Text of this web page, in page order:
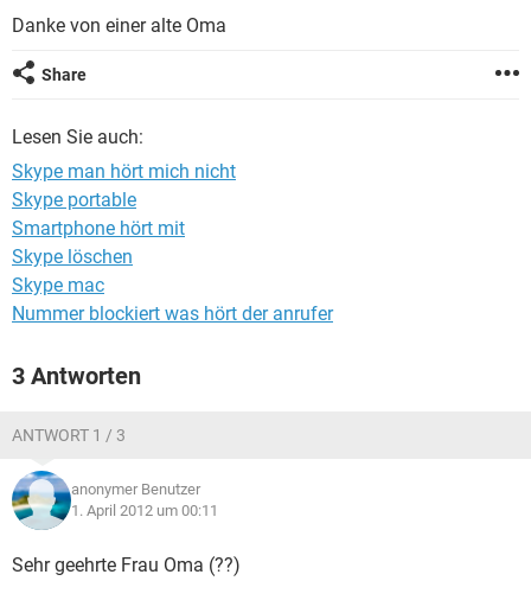
Danke von einer alte Oma
Share
Lesen Sie auch:
Skype man hört mich nicht
Skype portable
Smartphone hört mit
Skype löschen
Skype mac
Nummer blockiert was hört der anrufer
3 Antworten
ANTWORT 1 / 3
anonymer Benutzer
1. April 2012 um 00:11
Sehr geehrte Frau Oma (??)